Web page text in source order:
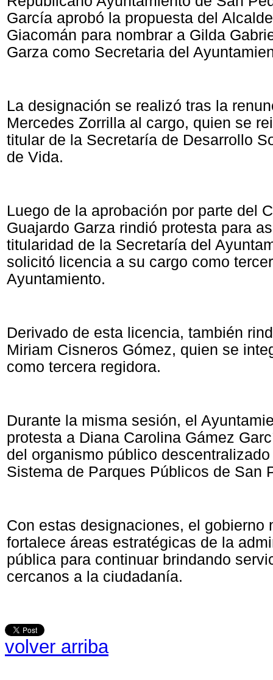
García aprobó la propuesta del
Giacomán para nombrar a Gilda
Garza como Secretaria del
La designación se realizó tras la
Mercedes Zorrilla al cargo, quien se
titular de la Secretaría de Desarrollo
de Vida.
Luego de la aprobación por parte del
Guajardo Garza rindió protesta para
titularidad de la Secretaría del
solicitó licencia a su cargo como
Ayuntamiento.
Derivado de esta licencia, también
Miriam Cisneros Gómez, quien se
como tercera regidora.
Durante la misma sesión, el
protesta a Diana Carolina Gámez
del organismo público
Sistema de Parques Públicos de San
Con estas designaciones, el gobierno
fortalece áreas estratégicas de la
pública para continuar brindando
cercanos a la ciudadanía.
volver arriba